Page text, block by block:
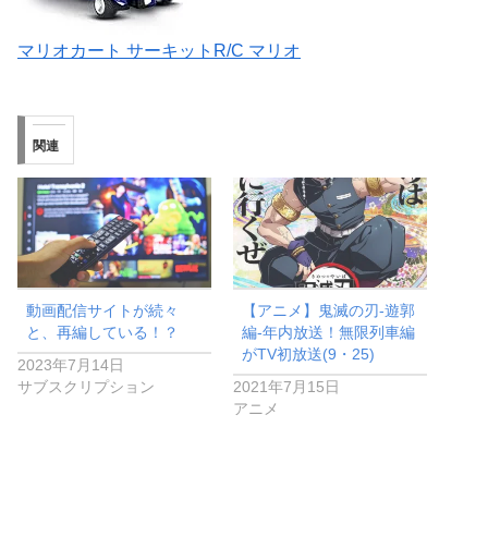
マリオカート サーキット R/C マリオ
関連
動画配信サイトが続々
と、再編している！？
2023年7月14日
サブスクリプション
【アニメ】鬼滅の刃-遊郭
編-年内放送！無限列車編
がTV初放送(9・25)
2021年7月15日
アニメ